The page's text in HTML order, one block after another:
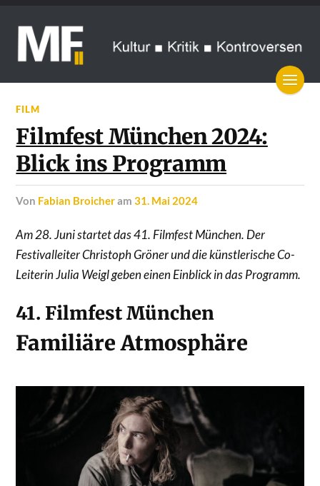
FILM
Filmfest München 2024:
Blick ins Programm
von Fabian Broicheram31. Mai 2024
Am 28. Juni startet das 41. Filmfest München. Der
Festivalleiter Christoph Gröner und die künstlerische Co-
Leiterin Julia Weigl geben einen Einblick in das Programm.
41. Filmfest München
Familiäre Atmosphäre